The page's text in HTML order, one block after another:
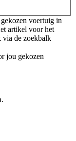
voertuig in
artikel voor het
via de zoekbalk
jou gekozen